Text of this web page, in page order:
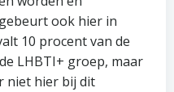
ook hier in
10 procent van de
LHBTI+ groep, maar
niet hier bij dit